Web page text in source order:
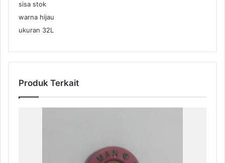
sisa stok
warna hijau
ukuran 32L
Produk Terkait